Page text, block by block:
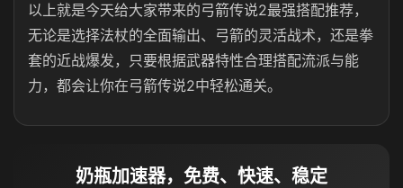
以上就是今天给大家带来的弓箭传说2最强搭配推荐，
无论是选择法杖的全面输出、弓箭的灵活战术，还是拳
套的近战爆发，只要根据武器特性合理搭配流派与能
力，都会让你在弓箭传说2中轻松通关。
奶瓶加速器，免费、快速、稳定